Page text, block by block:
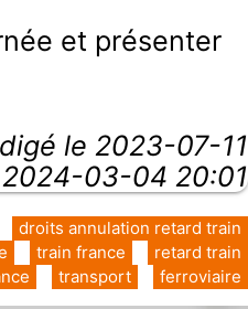
et présenter
le 2023-07-11
2024-03-04 20:01
droits annulation retard train
retard train
train france
ferroviaire
transport